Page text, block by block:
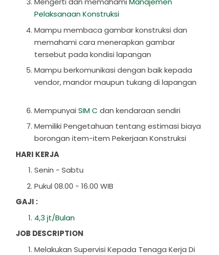
Pelaksanaan Konstruksi
Mampu membaca gambar konstruksi dan
memahami cara menerapkan gambar
tersebut pada kondisi lapangan
Mampu berkomunikasi dengan baik kepada
vendor, mandor maupun tukang di lapangan
Mempunyai SIM C dan kendaraan sendiri
Memiliki Pengetahuan tentang estimasi biaya
borongan item-item Pekerjaan Konstruksi
HARI KERJA
Senin - Sabtu
Pukul 08.00 - 16.00 WIB
GAJI :
4,3 jt/Bulan
JOB DESCRIPTION
Melakukan Supervisi Kepada Tenaga Kerja Di